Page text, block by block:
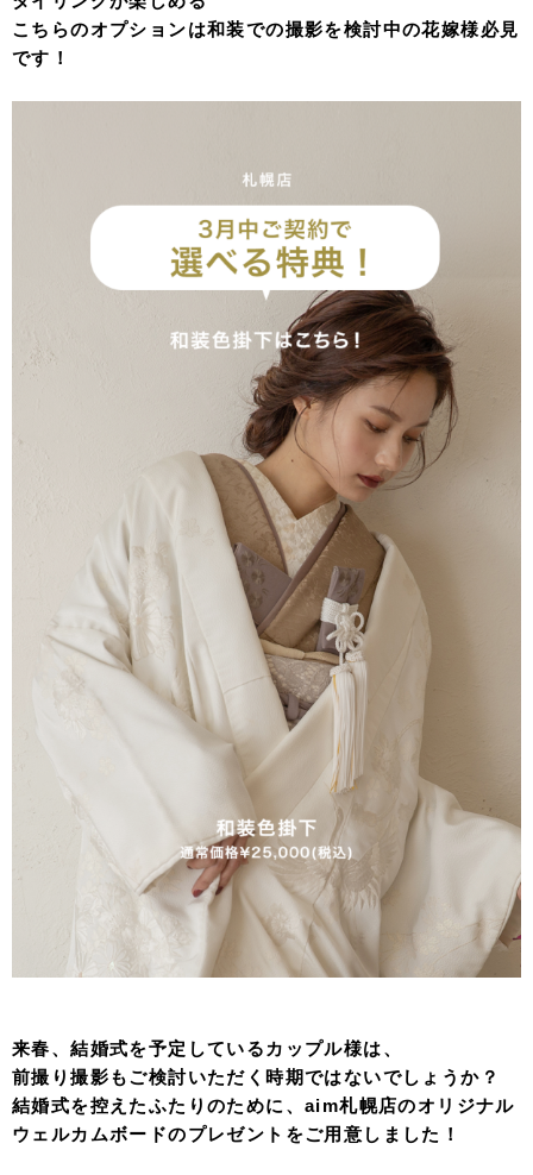
こちらのオプションは和装での撮影を検討中の花嫁様必見
です！
来春、結婚式を予定しているカップル様は、
前撮り撮影もご検討いただく時期ではないでしょうか？
結婚式を控えたふたりのために、aim札幌店のオリジナル
ウェルカムボードのプレゼントをご用意しました！